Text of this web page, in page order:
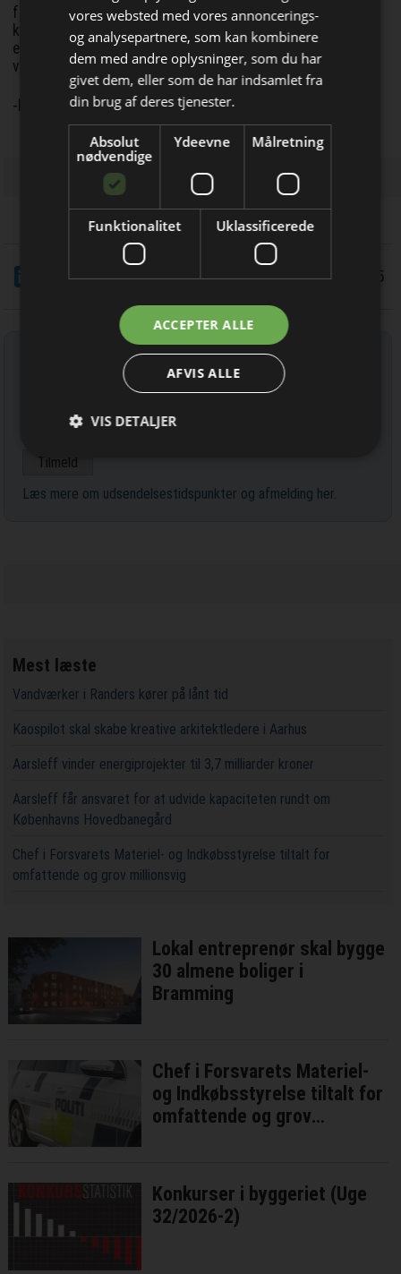
Bliv opdateret hver dag
Få de vigtigste nyheder om
byggebranchen
direkte i din indbakke
Jeg modtager allerede
nyhedsbrevet
forretning, der kan vokse sammen med markedet og vores
kunder. Når vi lykkes med det, følger resultaterne naturligt
efter. Vi ser ind i en periode med nye muligheder, og dem er
vi klar til at gribe, siger Lars Christensen.
-kis
12/12 2025
Tilmeld nyhedsbrev
Indtast din e-mail-adresse herunder.
Læs mere om udsendelsestidspunkter og afmelding her
Mest læste
Vandværker i Randers kører på lånt tid
Kaospilot skal skabe kreative arkitektledere i Aarhus
Aarsleff vinder energiprojekter til 3,7 milliarder kroner
Aarsleff får ansvaret for at udvide kapaciteten rundt om
Københavns Hovedbanegård
Chef i Forsvarets Materiel- og Indkøbsstyrelse tiltalt for
omfattende og grov millionsvig
Lokal entreprenør skal bygge
30 almene boliger i
Bramming
Chef i Forsvarets Materiel-
og Indkøbsstyrelse tiltalt for
omfattende og grov
Konkurser i byggeriet (Uge
32/2026-2)
vores websted med vores annoncerings-
og analysepartnere, som kan kombinere
dem med andre oplysninger, som du har
givet dem, eller som de har indsamlet fra
din brug af deres tjenester.
Absolut
nødvendige
Ydeevne Målretning
Funktionalitet Uklassificerede
ACCEPTER ALLE
AFVIS ALLE
VIS DETALJER